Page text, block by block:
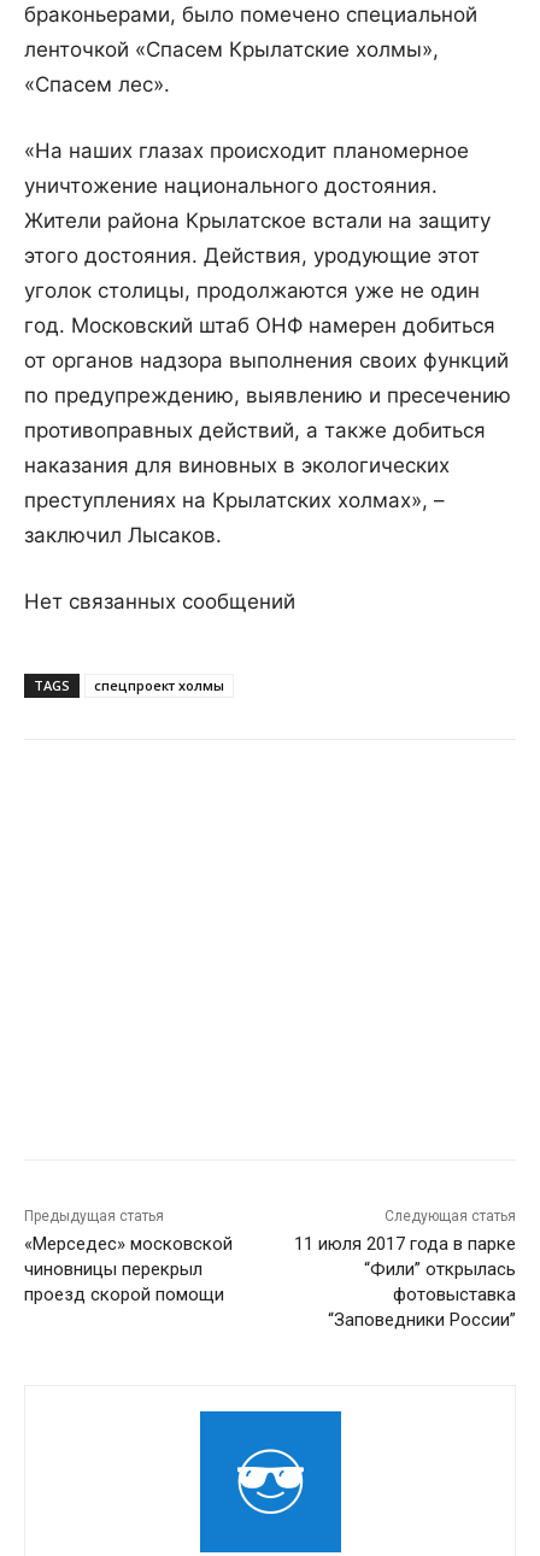
браконьерами, было помечено специальной
ленточкой «Спасем Крылатские холмы»,
«Спасем лес».
«На наших глазах происходит планомерное
уничтожение национального достояния.
Жители района Крылатское встали на защиту
этого достояния. Действия, уродующие этот
уголок столицы, продолжаются уже не один
год. Московский штаб ОНФ намерен добиться
от органов надзора выполнения своих функций
по предупреждению, выявлению и пресечению
противоправных действий, а также добиться
наказания для виновных в экологических
преступлениях на Крылатских холмах», –
заключил Лысаков.
Нет связанных сообщений
TAGS спецпроект холмы
Предыдущая статья
«Мерседес» московской
чиновницы перекрыл
проезд скорой помощи
Следующая статья
11 июля 2017 года в парке
“Фили” открылась
фотовыставка
“Заповедники России”